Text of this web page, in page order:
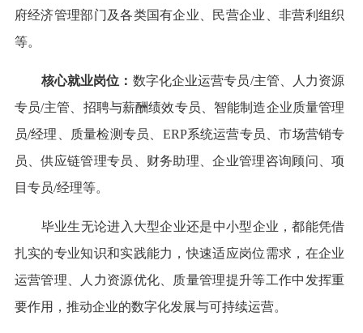
府经济管理部门及各类国有企业、民营企业、非营利组织
等。
核心就业岗位 ： 数字化企业运营专员/主管、人力资源
专员/主管、招聘与薪酬绩效专员、智能制造企业质量管理
员/经理、质量检测专员、ERP系统运营专员、市场营销专
员、供应链管理专员、财务助理、企业管理咨询顾问、项
目专员/经理等。
毕业生无论进入大型企业还是中小型企业，都能凭借
扎实的专业知识和实践能力，快速适应岗位需求，在企业
运营管理、人力资源优化、质量管理提升等工作中发挥重
要作用，推动企业的数字化发展与可持续运营。